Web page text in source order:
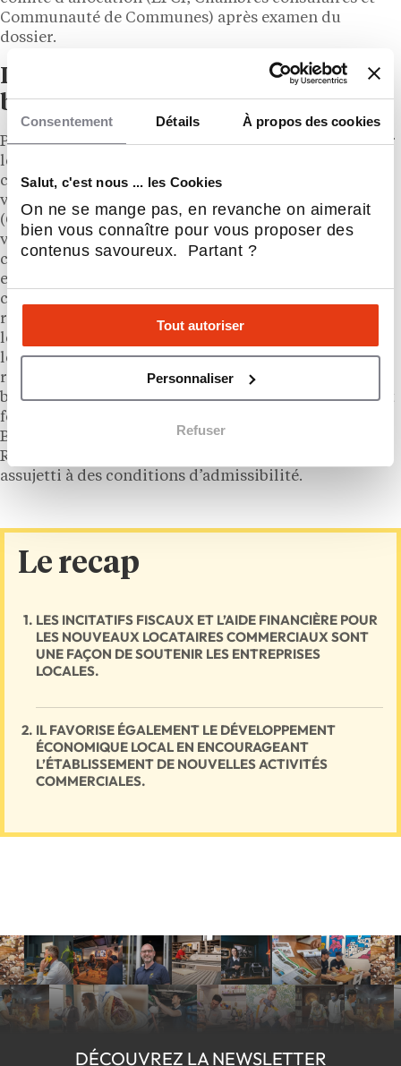
Consentement Détails À propos des cookies
Salut, c'est nous ... les Cookies
On ne se mange pas, en revanche on aimerait
bien vous connaître pour vous proposer des
contenus savoureux. Partant ?
Tout autoriser
Personnaliser
Refuser
Communauté de Communes) après examen du
dossier.
Incitations fiscales pour le crédit-
bail commercial
Plusieurs allégements fiscaux ont été mis en place par
les pouvoirs publics pour encourager et simplifier la
création d’entreprises afin de revitaliser le centre-
ville. L’exonération de l’impôt foncier sur les sociétés
(CFE) est l’un d’entre eux. Calculée en fonction de la
valeur locative de la propriété, elle est accessible au
cours de la première année d’activité. Les
entrepreneurs y ont accès de droit, sans aucune
condition. Il est également possible de profiter des
réductions en fonction de la zone d’installation. Dans
les zones franches urbaines (ZFU), l’exonération sur
les bénéfices dure 5 ans. Dans le ZRR (Zones de
revitalisation rurale), l’exonération concerne les
bénéfices, les cotisations patronales, la CFE et l’impôt
foncier. Les avantages fiscaux touchent également le
BER (Bassins d’emploi à revitaliser) et l’AFR (Aide
Régionale). Chacun de ces incitatifs fiscaux est
assujetti à des conditions d’admissibilité.
Le recap
LES INCITATIFS FISCAUX ET L’AIDE FINANCIÈRE POUR
LES NOUVEAUX LOCATAIRES COMMERCIAUX SONT
UNE FAÇON DE SOUTENIR LES ENTREPRISES
LOCALES.
IL FAVORISE ÉGALEMENT LE DÉVELOPPEMENT
ÉCONOMIQUE LOCAL EN ENCOURAGEANT
L’ÉTABLISSEMENT DE NOUVELLES ACTIVITÉS
COMMERCIALES.
DÉCOUVREZ LA NEWSLETTER